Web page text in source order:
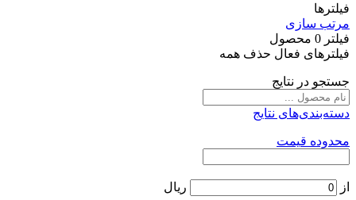
فیلترها
مرتب سازی
فیلتر 0 محصول
فیلترهای فعال حذف همه
جستجو در نتایج
دسته‌بندی‌های نتایج
محدوده قیمت
از ریال